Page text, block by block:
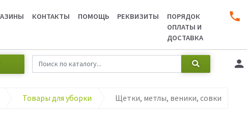
КОНТАКТЫ ПОМОЩЬ РЕКВИЗИТЫ
ПОРЯДОК
ОПЛАТЫ И
ДОСТАВКА
Товары для уборки Щетки, метлы, веники, совки